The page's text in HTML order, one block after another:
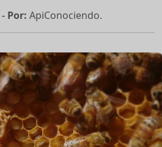
- Por: ApiConociendo.